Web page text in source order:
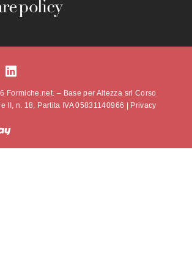
Formiche.net. – Base per Altezza srl Corso
II, n. 18, Partita IVA 05831140966 | Privacy